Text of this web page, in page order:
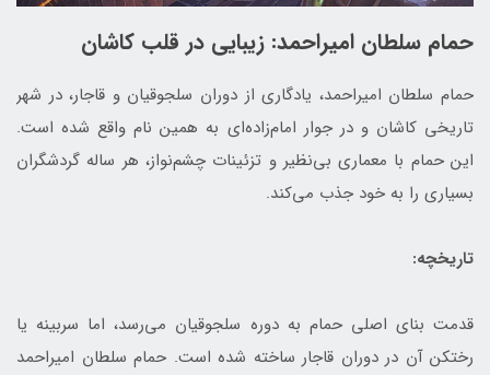
حمام سلطان امیراحمد: زیبایی در قلب کاشان
حمام سلطان امیراحمد، یادگاری از دوران سلجوقیان و قاجار، در شهر
تاریخی کاشان و در جوار امام‌زاده‌ای به همین نام واقع شده است.
این حمام با معماری بی‌نظیر و تزئینات چشم‌نواز، هر ساله گردشگران
بسیاری را به خود جذب می‌کند.
تاریخچه:
قدمت بنای اصلی حمام به دوره سلجوقیان می‌رسد، اما سربینه یا
رختکن آن در دوران قاجار ساخته شده است. حمام سلطان امیراحمد